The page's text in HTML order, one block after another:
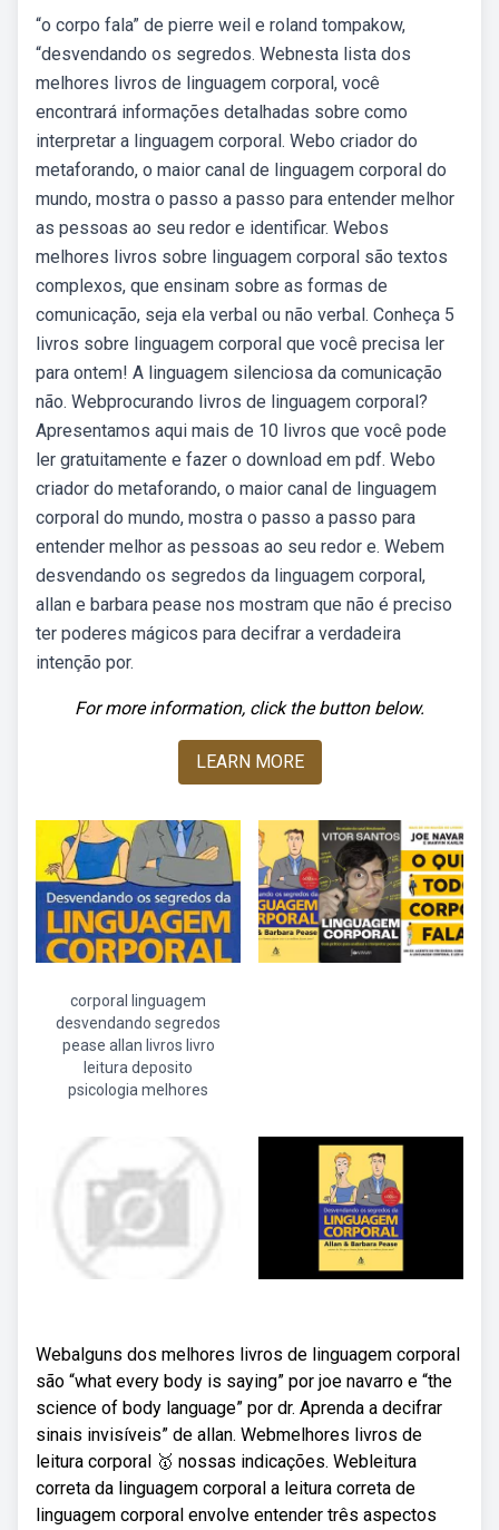
“o corpo fala” de pierre weil e roland tompakow,
“desvendando os segredos. Webnesta lista dos
melhores livros de linguagem corporal, você
encontrará informações detalhadas sobre como
interpretar a linguagem corporal. Webo criador do
metaforando, o maior canal de linguagem corporal do
mundo, mostra o passo a passo para entender melhor
as pessoas ao seu redor e identificar. Webos
melhores livros sobre linguagem corporal são textos
complexos, que ensinam sobre as formas de
comunicação, seja ela verbal ou não verbal. Conheça 5
livros sobre linguagem corporal que você precisa ler
para ontem! A linguagem silenciosa da comunicação
não. Webprocurando livros de linguagem corporal?
Apresentamos aqui mais de 10 livros que você pode
ler gratuitamente e fazer o download em pdf. Webo
criador do metaforando, o maior canal de linguagem
corporal do mundo, mostra o passo a passo para
entender melhor as pessoas ao seu redor e. Webem
desvendando os segredos da linguagem corporal,
allan e barbara pease nos mostram que não é preciso
ter poderes mágicos para decifrar a verdadeira
intenção por.
For more information, click the button below.
LEARN MORE
corporal linguagem
desvendando segredos
pease allan livros livro
leitura deposito
psicologia melhores
Webalguns dos melhores livros de linguagem corporal
são “what every body is saying” por joe navarro e “the
science of body language” por dr. Aprenda a decifrar
sinais invisíveis” de allan. Webmelhores livros de
leitura corporal 🥇 nossas indicações. Webleitura
correta da linguagem corporal a leitura correta de
linguagem corporal envolve entender três aspectos